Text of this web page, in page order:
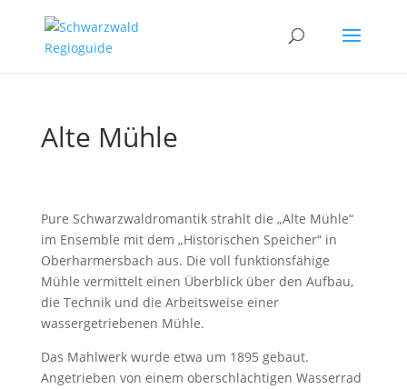
Alte Mühle
Pure Schwarzwaldromantik strahlt die „Alte Mühle“
im Ensemble mit dem „Historischen Speicher“ in
Oberharmersbach aus. Die voll funktionsfähige
Mühle vermittelt einen Überblick über den Aufbau,
die Technik und die Arbeitsweise einer
wassergetriebenen Mühle.
Das Mahlwerk wurde etwa um 1895 gebaut.
Angetrieben von einem oberschlächtigen Wasserrad